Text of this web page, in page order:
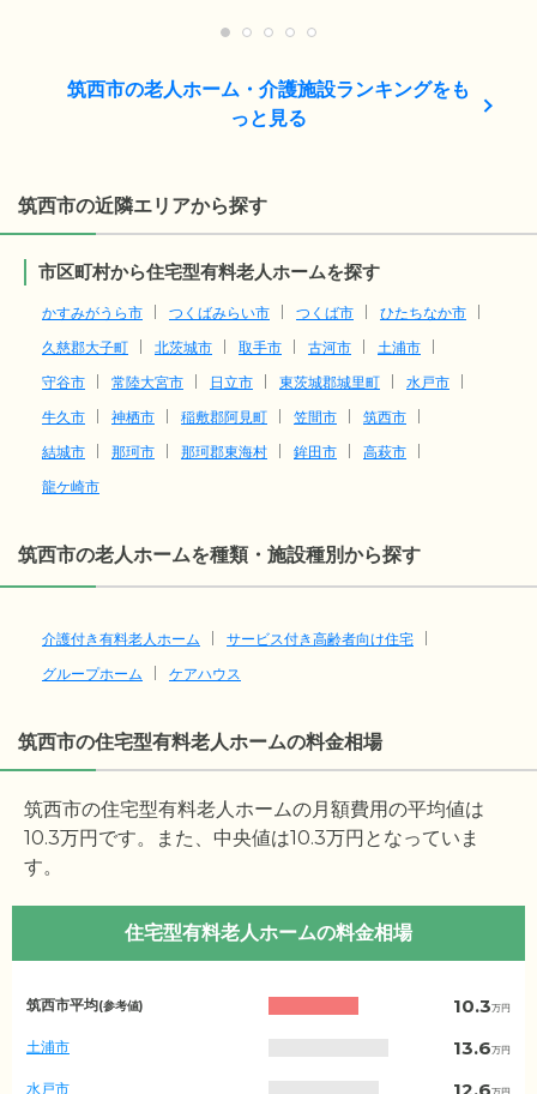
筑西市の老人ホーム・介護施設ランキングをも
っと見る
筑西市の近隣エリアから探す
市区町村から住宅型有料老人ホームを探す
かすみがうら市 つくばみらい市 つくば市
ひたちなか市
久慈郡大子町
北茨城市 取手市 古河市
土浦市
守谷市
常陸大宮市 日立市 東茨城郡城里町
水戸市
牛久市
神栖市 稲敷郡阿見町 笠間市
筑西市
結城市
那珂市 那珂郡東海村 鉾田市
高萩市
龍ケ崎市
筑西市の老人ホームを種類・施設種別から探す
介護付き有料老人ホーム
サービス付き高齢者向け住宅
グループホーム
ケアハウス
筑西市の住宅型有料老人ホームの料金相場
筑西市の住宅型有料老人ホームの月額費用の平均値は
10.3万円です。また、中央値は10.3万円となっていま
す。
住宅型有料老人ホームの料金相場
城
県
の
月
筑西市平均(参考値) 10.3万円
土浦市 13.6万円
水戸市 12.6万円